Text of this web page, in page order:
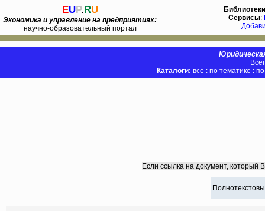
EUP.RU
Экономика и управление на предприятиях:
научно-образовательный портал
Библиотеки
Сервисы:
Каталоги: все : по тематике :
Если ссылка на документ, который